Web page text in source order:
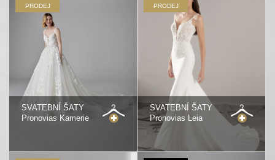
PRODEJ
SVATEBNÍ ŠATY
Pronovias Kamerie
PRODEJ
SVATEBNÍ ŠATY
Pronovias Leia